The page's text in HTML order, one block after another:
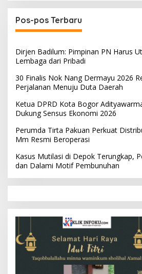
Pos-pos Terbaru
Dirjen Badilum: Pimpinan PN Harus
Lembaga dari Pribadi
30 Finalis Nok Nang Dermayu 2026
Perjalanan Menuju Duta Daerah
Ketua DPRD Kota Bogor
Dukung Sensus Ekonomi 2026
Perumda Tirta Pakuan Perkuat
Mm Resmi Beroperasi
Kasus Mutilasi di Depok Terungkap,
dan Dalami Motif Pembunuhan